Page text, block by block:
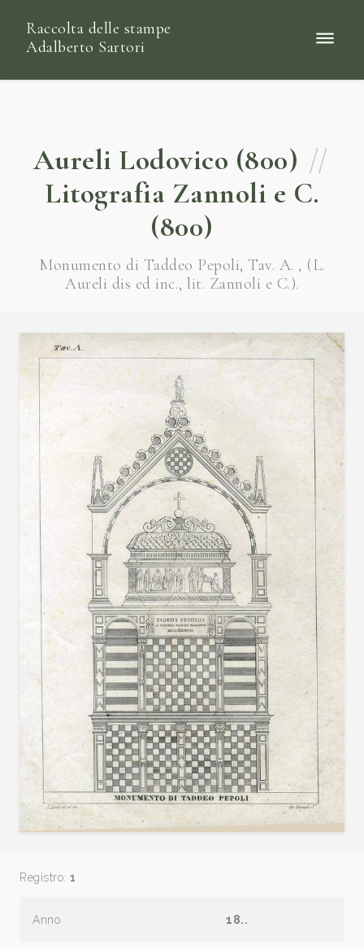
Raccolta delle stampe
Adalberto Sartori
Aureli Lodovico (800) //
Litografia Zannoli e C.
(800)
Monumento di Taddeo Pepoli, Tav. A. , (L.
Aureli dis ed inc., lit. Zannoli e C.).
Registro: 1
Anno 18..